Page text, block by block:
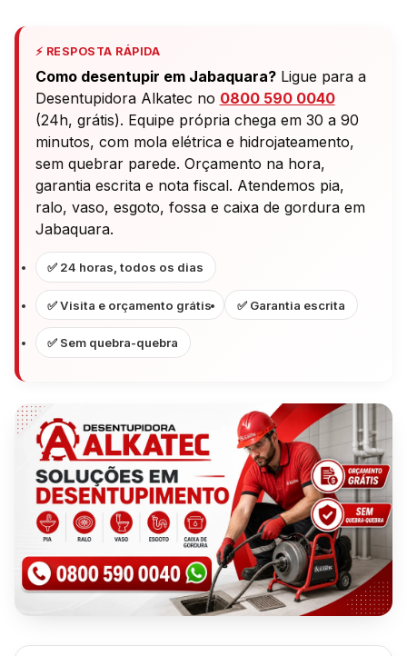
⚡ RESPOSTA RÁPIDA
Como desentupir em Jabaquara?Ligue para a
Desentupidora Alkatec no 0800 590 0040
(24h, grátis). Equipe própria chega em 30 a 90
minutos, com mola elétrica e hidrojateamento,
sem quebrar parede. Orçamento na hora,
garantia escrita e nota fiscal. Atendemos pia,
ralo, vaso, esgoto, fossa e caixa de gordura em
Jabaquara.
✅ 24 horas, todos os dias
✅ Visita e orçamento grátis ✅ Garantia escrita
✅ Sem quebra-quebra